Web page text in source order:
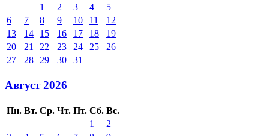
1
2 3 4
5
6
7 8 9 10 11
12
13
14 15 16 17 18
19
20
21 22 23 24 25
26
27
28 29 30 31
Август 2026
Пн. Вт. Ср. Чт. Пт. Сб. Вс.
1
2